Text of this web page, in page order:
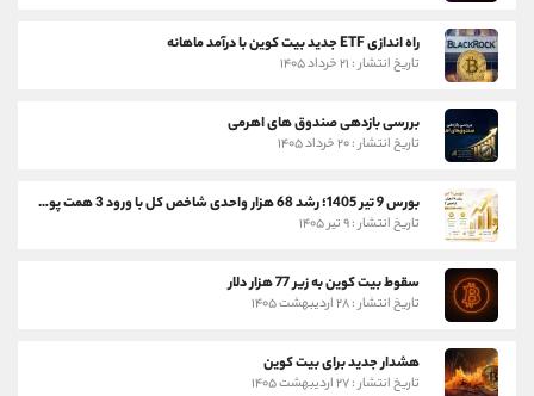
راه اندازی ETF جدید بیت کوین با درآمد ماهانه
تاریخ انتشار : ۲۱ خرداد ۱۴۰۵
بررسی بازدهی صندوق های اهرمی
تاریخ انتشار : ۲۰ خرداد ۱۴۰۵
بورس 9 تیر 1405؛ رشد 68 هزار واحدی شاخص کل با ورود 3 همت پول حقیقی
تاریخ انتشار : ۹ تیر ۱۴۰۵
سقوط بیت کوین به زیر 77 هزار دلار
تاریخ انتشار : ۲۸ اردیبهشت ۱۴۰۵
هشدار جدید برای بیت کوین
تاریخ انتشار : ۲۷ اردیبهشت ۱۴۰۵